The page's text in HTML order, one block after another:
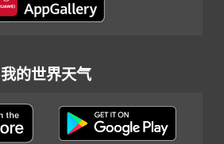
我的世界天气